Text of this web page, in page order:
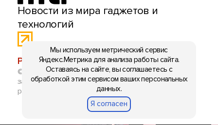
Новости из мира гаджетов и
технологий
РЕКЛАМА:mobiltelefon.ru@gmail.com
© 2006-2026 mt.today \ mobiltelefon.ru. Все права
защищены. Использование материалов с сайта
разрешено при указании ссылки на данный ресурс.
Мы используем метрический сервис
Яндекс.Метрика для анализа работы сайта.
Оставаясь на сайте, вы соглашаетесь с
обработкой этим сервисом ваших персональных
данных.
Я согласен